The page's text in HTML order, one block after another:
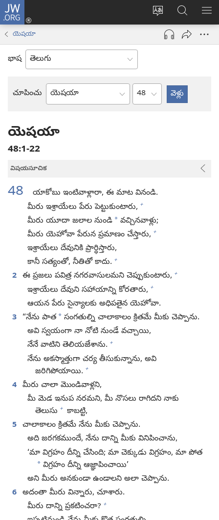
JW.ORG
సైట్
భాష
మార్చండి
లాగిన్
(కొత్త
ఓపెన్‌
JW.ORGలో
వెదకండి
యెషయా
భాష
చూపించు
బైబిలు
అధ్యాయం
యెషయా
48:1-22
విషయసూచిక
48
యాకోబు ఇంటివాళ్లారా, ఈ మాట వినండి.
మీరు ఇశ్రాయేలు పేరు పెట్టుకుంటారు, +
మీరు యూదా జలాల నుండి * వచ్చినవాళ్లు;
మీరు యెహోవా పేరున ప్రమాణం చేస్తారు, +
ఇశ్రాయేలు దేవునికి ప్రార్థిస్తారు,
కానీ సత్యంతో, నీతితో కాదు. +
2 ఈ ప్రజలు పవిత్ర నగరవాసులమని చెప్పుకుంటారు, +
ఇశ్రాయేలు దేవుని సహాయాన్ని కోరతారు, +
ఆయన పేరు సైన్యాలకు అధిపతైన యెహోవా.
3 “నేను పాత * సంగతుల్ని చాలాకాలం క్రితమే మీకు చెప్పాను.
అవి స్వయంగా నా నోటి నుండే వచ్చాయి,
నేనే వాటిని తెలియజేశాను. +
నేను అకస్మాత్తుగా చర్య తీసుకున్నాను, అవి
జరిగిపోయాయి. +
4 మీరు చాలా మొండివాళ్లని,
మీ మెడ ఇనుప నరమని, మీ నొసలు రాగిదని నాకు
తెలుసు + కాబట్టి,
5 చాలాకాలం క్రితమే నేను మీకు చెప్పాను.
అది జరగకముందే, నేను దాన్ని మీకు వినిపించాను,
‘మా విగ్రహం దీన్ని చేసింది; మా చెక్కుడు విగ్రహం, మా పోత
* విగ్రహం దీన్ని ఆజ్ఞాపించాయి’
అని మీరు అనకుండా ఉండాలని అలా చెప్పాను.
6 అదంతా మీరు విన్నారు, చూశారు.
మీరు దాన్ని ప్రకటించరా? +